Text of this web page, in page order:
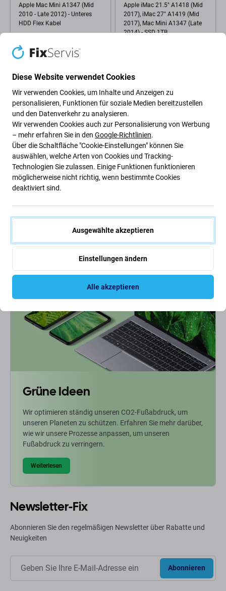
Apple Mac Mini A1347 (Mid
2010 - Late 2012) - Unteres
HDD Flex Kabel
ERWARTEN 1 Stk,
(28.08.2026)
Apple iMac 21.5" A1418 (Mid
2017), iMac 27" A1419 (Mid
2017), Mac Mini A1347 (Late
2014) - SSD 1TB
Apple
Apple Mac Mini A1347 (Mid
Refurbished
Grüne Ideen
Wir optimieren ständig unseren CO2-Fußabdruck, um
unseren Planeten zu schützen. Erfahren Sie mehr darüber,
wie wir unsere Prozesse anpassen, um unseren
Fußabdruck zu verringern.
Weiterlesen
Newsletter-Fix
Abonnieren Sie den regelmäßigen Newsletter über Rabatte und
Neuigkeiten
Abonnieren
Diese Website verwendet Cookies
Wir verwenden Cookies, um Inhalte und Anzeigen zu
personalisieren, Funktionen für soziale Medien bereitzustellen
und den Datenverkehr zu analysieren.
Wir verwenden Cookies auch zur Personalisierung von Werbung
– mehr erfahren Sie in den Google-Richtlinien.
Über die Schaltfläche "Cookie-Einstellungen" können Sie
auswählen, welche Arten von Cookies und Tracking-
Technologien Sie zulassen. Einige Funktionen funktionieren
möglicherweise nicht richtig, wenn bestimmte Cookies
deaktiviert sind.
Ausgewählte akzeptieren
Einstellungen ändern
Alle akzeptieren